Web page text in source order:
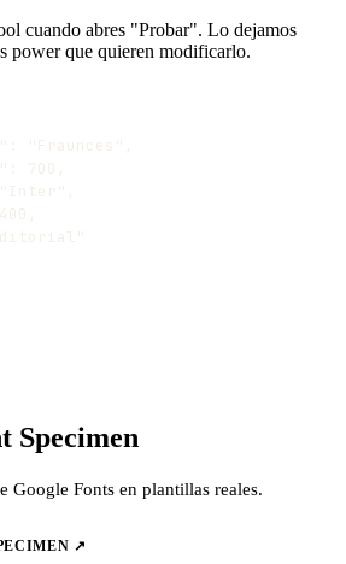
cuando abres "Probar". Lo dejamos
power que quieren modificarlo.
"Fraunces",
700,
Specimen
Google Fonts en plantillas reales.
↗